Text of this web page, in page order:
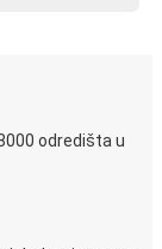
odredišta u